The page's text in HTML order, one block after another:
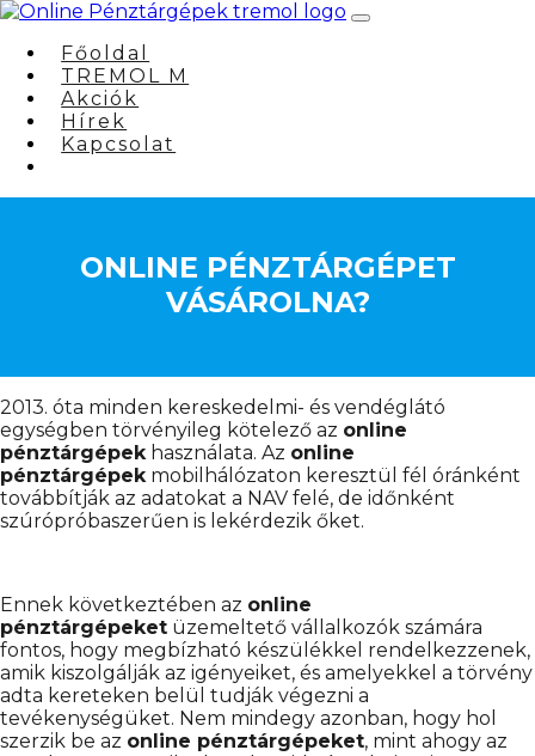
Főoldal
TREMOL M
Akciók
Hírek
Kapcsolat
ONLINE PÉNZTÁRGÉPET
VÁSÁROLNA?
2013. óta minden kereskedelmi- és vendéglátó
egységben törvényileg kötelező az online
pénztárgépekhasználata. Az online
pénztárgépekmobilhálózaton keresztül fél óránként
továbbítják az adatokat a NAV felé, de időnként
szúrópróbaszerűen is lekérdezik őket.
Ennek következtében az online
pénztárgépeket üzemeltető vállalkozók számára
fontos, hogy megbízható készülékkel rendelkezzenek,
amik kiszolgálják az igényeiket, és amelyekkel a törvény
adta kereteken belül tudják végezni a
tevékenységüket. Nem mindegy azonban, hogy hol
szerzik be az online pénztárgépeket, mint ahogy az